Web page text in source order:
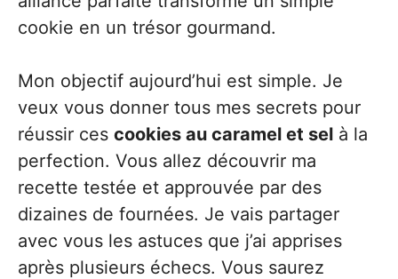
cookie en un trésor gourmand.
Mon objectif aujourd’hui est simple. Je
veux vous donner tous mes secrets pour
réussir ces cookies au caramel et sel à la
perfection. Vous allez découvrir ma
recette testée et approuvée par des
dizaines de fournées. Je vais partager
avec vous les astuces que j’ai apprises
après plusieurs échecs. Vous saurez